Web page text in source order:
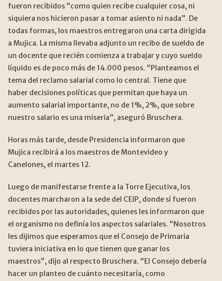
SEARCH
FOR:
fueron recibidos “como quien recibe cualquier cosa, ni
siquiera nos hicieron pasar a tomar asiento ni nada”. De
todas formas, los maestros entregaron una carta dirigida
a Mujica. La misma llevaba adjunto un recibo de sueldo de
un docente que recién comienza a trabajar y cuyo sueldo
líquido es de poco más de 14.000 pesos. “Planteamos el
tema del reclamo salarial como lo central. Tiene que
haber decisiones políticas que permitan que haya un
aumento salarial importante, no de 1%, 2%, que sobre
nuestro salario es una miseria”, aseguró Bruschera.
Horas más tarde, desde Presidencia informaron que
Mujica recibirá a los maestros de Montevideo y
Canelones, el martes 12.
Luego de manifestarse frente a la Torre Ejecutiva, los
docentes marcharon a la sede del CEIP, donde sí fueron
recibidos por las autoridades, quienes les informaron que
el organismo no definía los aspectos salariales. “Nosotros
les dijimos que esperamos que el Consejo de Primaria
tuviera iniciativa en lo que tienen que ganar los
maestros”, dijo al respecto Bruschera. “El Consejo debería
hacer un planteo de cuánto necesitaría, como